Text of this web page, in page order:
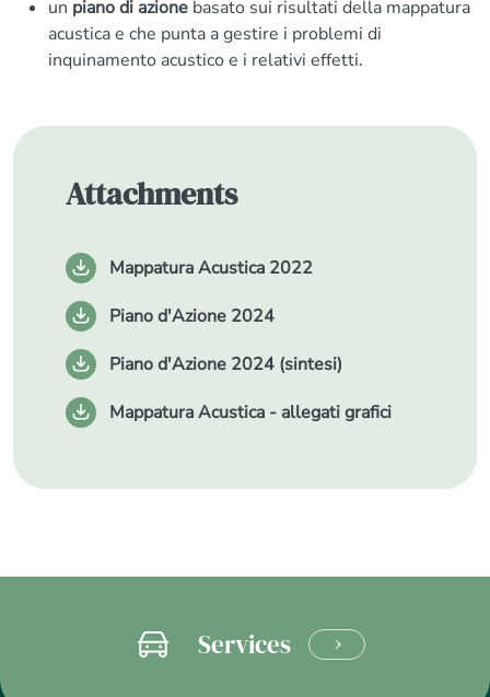
un piano di azione basato sui risultati della mappatura
acustica e che punta a gestire i problemi di
inquinamento acustico e i relativi effetti.
Attachments
Mappatura Acustica 2022
Piano d'Azione 2024
Piano d'Azione 2024 (sintesi)
Mappatura Acustica - allegati grafici
Services
LEARN